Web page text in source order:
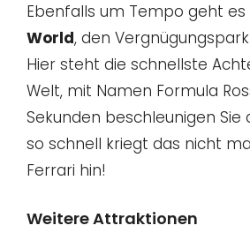
Ebenfalls um Tempo geht es
World, den
Hier steht die schnellste
Welt, mit Namen Formula
Sekunden beschleunigen
so schnell kriegt das nicht
Ferrari hin!
Weitere Attraktionen